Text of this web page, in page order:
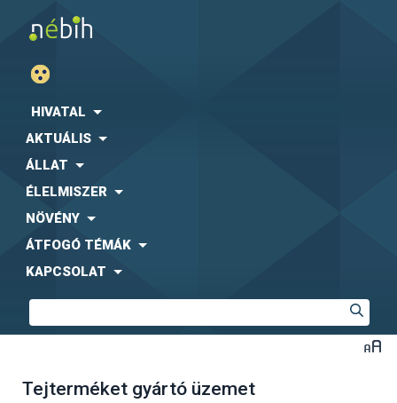
HIVATAL
AKTUÁLIS
ÁLLAT
ÉLELMISZER
NÖVÉNY
ÁTFOGÓ TÉMÁK
KAPCSOLAT
Tejterméket gyártó üzemet